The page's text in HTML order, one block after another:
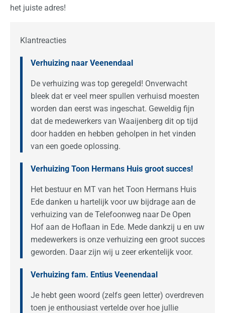
het juiste adres!
Klantreacties
Verhuizing naar Veenendaal
De verhuizing was top geregeld! Onverwacht
bleek dat er veel meer spullen verhuisd moesten
worden dan eerst was ingeschat. Geweldig fijn
dat de medewerkers van Waaijenberg dit op tijd
door hadden en hebben geholpen in het vinden
van een goede oplossing.
Verhuizing Toon Hermans Huis groot succes!
Het bestuur en MT van het Toon Hermans Huis
Ede danken u hartelijk voor uw bijdrage aan de
verhuizing van de Telefoonweg naar De Open
Hof aan de Hoflaan in Ede. Mede dankzij u en uw
medewerkers is onze verhuizing een groot succes
geworden. Daar zijn wij u zeer erkentelijk voor.
Verhuizing fam. Entius Veenendaal
Je hebt geen woord (zelfs geen letter) overdreven
toen je enthousiast vertelde over hoe jullie